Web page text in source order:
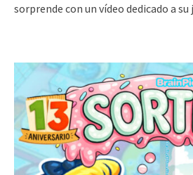
sorprende con un vídeo dedicado a